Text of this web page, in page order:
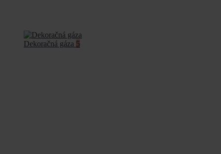
Dekoračná gáza 5